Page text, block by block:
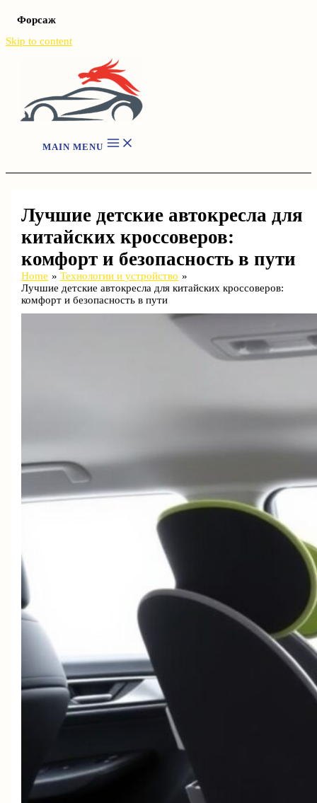
Форсаж
Skip to content
MAIN MENU
Лучшие детские автокресла для
китайских кроссоверов:
комфорт и безопасность в пути
Home
Технологии и устройство
Лучшие детские автокресла для китайских кроссоверов:
комфорт и безопасность в пути